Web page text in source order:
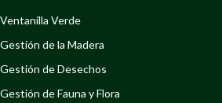
Ventanilla Verde
Gestión de la Madera
Gestión de Desechos
Gestión de Fauna y Flora